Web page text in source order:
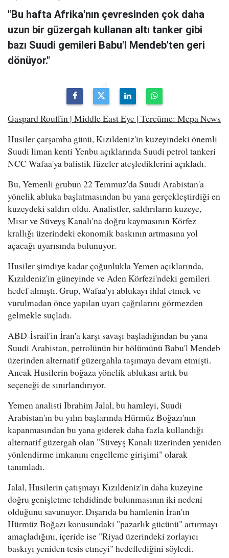
"Bu hafta Afrika'nın çevresinden çok daha
uzun bir güzergah kullanan altı tanker gibi
bazı Suudi gemileri Babu'l Mendeb'ten geri
dönüyor."
Gaspard Rouffin | Middle East Eye | Tercüme: Mepa News
Husiler çarşamba günü, Kızıldeniz'in kuzeyindeki önemli
Suudi liman kenti Yenbu açıklarında Suudi petrol tankeri
NCC Wafaa'ya balistik füzeler ateşlediklerini açıkladı.
Bu, Yemenli grubun 22 Temmuz'da Suudi Arabistan'a
yönelik abluka başlatmasından bu yana gerçekleştirdiği en
kuzeydeki saldırı oldu. Analistler, saldırıların kuzeye,
Mısır ve Süveyş Kanalı'na doğru kaymasının Körfez
krallığı üzerindeki ekonomik baskının artmasına yol
açacağı uyarısında bulunuyor.
Husiler şimdiye kadar çoğunlukla Yemen açıklarında,
Kızıldeniz'in güneyinde ve Aden Körfezi'ndeki gemileri
hedef almıştı. Grup, Wafaa'yı ablukayı ihlal etmek ve
vurulmadan önce yapılan uyarı çağrılarını görmezden
gelmekle suçladı.
ABD-İsrail'in İran'a karşı savaşı başladığından bu yana
Suudi Arabistan, petrolünün bir bölümünü Babu'l Mendeb
üzerinden alternatif güzergahla taşımaya devam etmişti.
Ancak Husilerin boğaza yönelik ablukası artık bu
seçeneği de sınırlandırıyor.
Yemen analisti Ibrahim Jalal, bu hamleyi, Suudi
Arabistan'ın bu yılın başlarında Hürmüz Boğazı'nın
kapanmasından bu yana giderek daha fazla kullandığı
alternatif güzergah olan "Süveyş Kanalı üzerinden yeniden
yönlendirme imkanını engelleme girişimi" olarak
tanımladı.
Jalal, Husilerin çatışmayı Kızıldeniz'in daha kuzeyine
doğru genişletme tehdidinde bulunmasının iki nedeni
olduğunu savunuyor. Dışarıda bu hamlenin İran'ın
Hürmüz Boğazı konusundaki "pazarlık gücünü" artırmayı
amaçladığını, içeride ise "Riyad üzerindeki zorlayıcı
baskıyı yeniden tesis etmeyi" hedeflediğini söyledi.